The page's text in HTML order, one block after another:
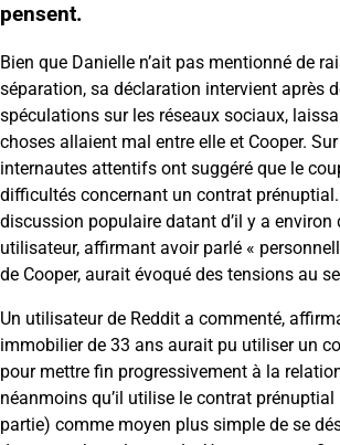
pensent.
Bien que Danielle n’ait pas mentionné de
séparation, sa déclaration intervient après
spéculations sur les réseaux sociaux,
choses allaient mal entre elle et Cooper.
internautes attentifs ont suggéré que le
difficultés concernant un contrat
discussion populaire datant d’il y a environ
utilisateur, affirmant avoir parlé «
de Cooper, aurait évoqué des tensions au
Un utilisateur de Reddit a commenté,
immobilier de 33 ans aurait pu utiliser un
pour mettre fin progressivement à la
néanmoins qu’il utilise le contrat prénuptial
partie) comme moyen plus simple de se